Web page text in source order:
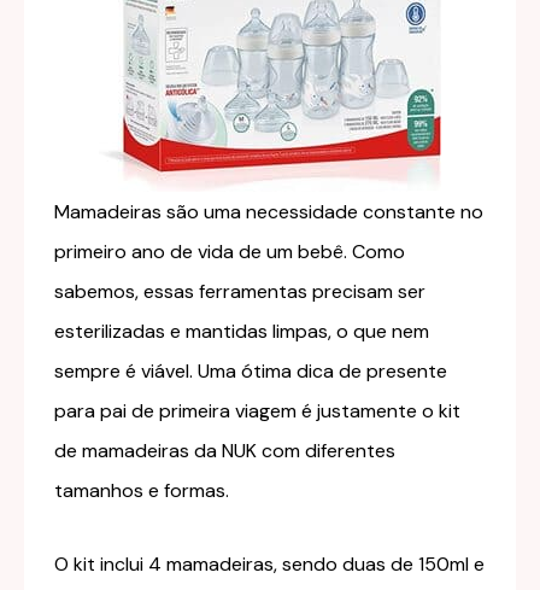
Mamadeiras são uma necessidade constante no
primeiro ano de vida de um bebê. Como
sabemos, essas ferramentas precisam ser
esterilizadas e mantidas limpas, o que nem
sempre é viável. Uma ótima dica de presente
para pai de primeira viagem é justamente o kit
de mamadeiras da NUK com diferentes
tamanhos e formas.
O kit inclui 4 mamadeiras, sendo duas de 150ml e